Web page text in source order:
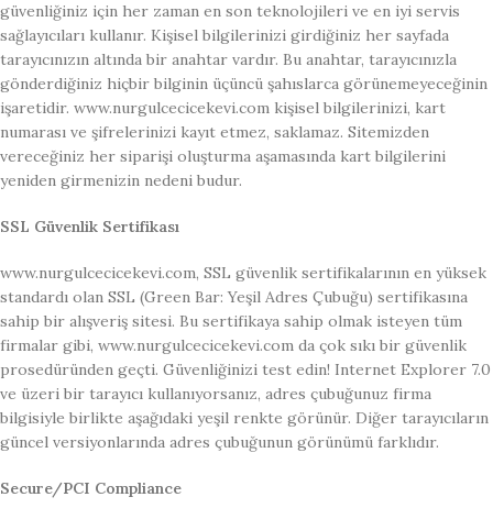
güvenliğiniz için her zaman en son teknolojileri ve en iyi servis
sağlayıcıları kullanır. Kişisel bilgilerinizi girdiğiniz her sayfada
tarayıcınızın altında bir anahtar vardır. Bu anahtar, tarayıcınızla
gönderdiğiniz hiçbir bilginin üçüncü şahıslarca görünemeyeceğinin
işaretidir. www.nurgulcecicekevi.com kişisel bilgilerinizi, kart
numarası ve şifrelerinizi kayıt etmez, saklamaz. Sitemizden
vereceğiniz her siparişi oluşturma aşamasında kart bilgilerini
yeniden girmenizin nedeni budur.
SSL Güvenlik Sertifikası
www.nurgulcecicekevi.com, SSL güvenlik sertifikalarının en yüksek
standardı olan SSL (Green Bar: Yeşil Adres Çubuğu) sertifikasına
sahip bir alışveriş sitesi. Bu sertifikaya sahip olmak isteyen tüm
firmalar gibi, www.nurgulcecicekevi.com da çok sıkı bir güvenlik
prosedüründen geçti. Güvenliğinizi test edin! Internet Explorer 7.0
ve üzeri bir tarayıcı kullanıyorsanız, adres çubuğunuz firma
bilgisiyle birlikte aşağıdaki yeşil renkte görünür. Diğer tarayıcıların
güncel versiyonlarında adres çubuğunun görünümü farklıdır.
Secure/PCI Compliance